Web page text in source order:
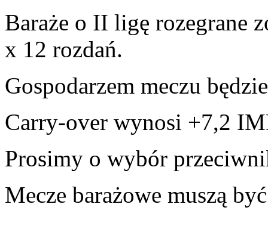
Baraże o II ligę rozegrane
x 12 rozdań.
Gospodarzem meczu
Carry-over wynosi +7,2
Prosimy o wybór
Mecze barażowe muszą